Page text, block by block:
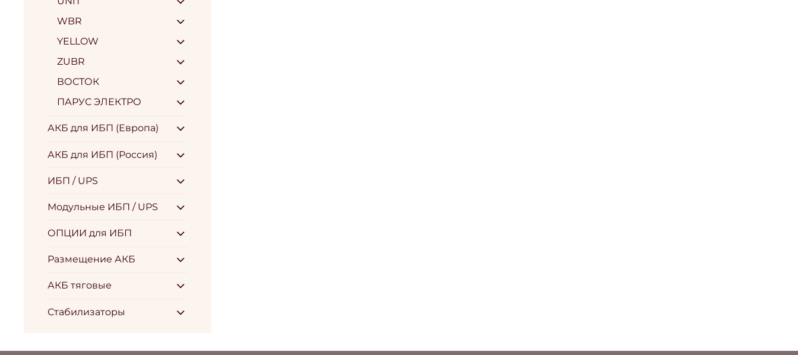
WBR
YELLOW
ZUBR
ВОСТОК
ПАРУС ЭЛЕКТРО
АКБ для ИБП (Европа)
АКБ для ИБП (Россия)
ИБП / UPS
Модульные ИБП / UPS
ОПЦИИ для ИБП
Размещение АКБ
АКБ тяговые
Стабилизаторы